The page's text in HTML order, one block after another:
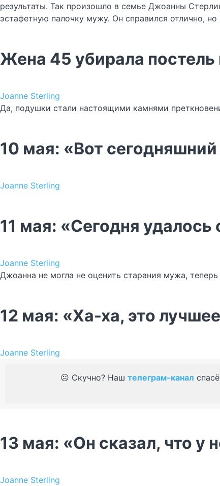
результаты. Так произошло в семье Джоанны
эстафетную палочку мужу. Он справился отлично,
Жена 45 убирала
Joanne Sterling
Да, подушки стали настоящими камнями
10 мая: «Вот
Joanne Sterling
11 мая: «Сегодня
Joanne Sterling
Джоанна не могла не оценить старания мужа,
12 мая: «Ха-ха, это
Joanne Sterling
☹️ Скучно? Наш телеграм-канал
13 мая: «Он сказал, что у
Joanne Sterling